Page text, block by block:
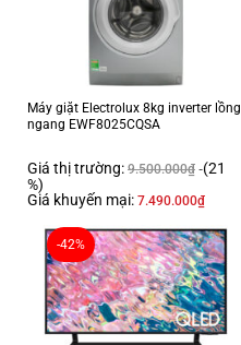
Máy giặt Electrolux 8kg inverter lồng
ngang EWF8025CQSA
Giá thị trường: 9.500.000₫ (21
%)
Giá khuyến mại: 7.490.000₫
-42%